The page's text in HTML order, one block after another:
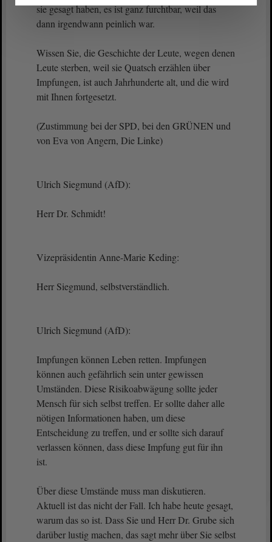
sie gesagt haben, es ist ganz furchtbar, weil das
dann irgendwann peinlich war.
Wissen Sie, die Geschichte der Leute, wegen denen
Leute sterben, weil sie Quatsch erzählen über
Impfungen, ist auch Jahrhunderte alt, und die wird
mit Ihnen fortgesetzt.
(Zustimmung bei der SPD, bei den GRÜNEN und
von Eva von Angern, Die Linke)
Ulrich Siegmund (AfD):
Herr Dr. Schmidt!
Vizepräsidentin Anne-Marie Keding:
Herr Siegmund, selbstverständlich.
Ulrich Siegmund (AfD):
Impfungen können Leben retten. Impfungen
können auch gefährlich sein unter gewissen
Umständen. Diese Risikoabwägung sollte jeder
Mensch für sich selbst treffen. Er sollte daher alle
nötigen Informationen haben, um diese
Entscheidung zu treffen, und er sollte sich darauf
verlassen können, dass diese Impfung gut für ihn
ist.
Über diese Umstände muss man diskutieren.
Aktuell ist das nicht der Fall. Ich habe heute gesagt,
warum das so ist. Dass Sie und Herr Dr. Grube sich
darüber lustig machen, das sagt mehr über Sie selbst